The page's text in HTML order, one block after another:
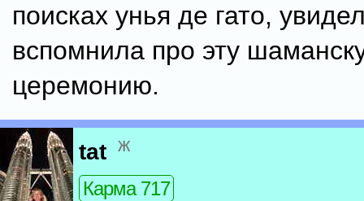
поисках унья де гато,
вспомнила про эту
церемонию.
tat ж
Карма 717